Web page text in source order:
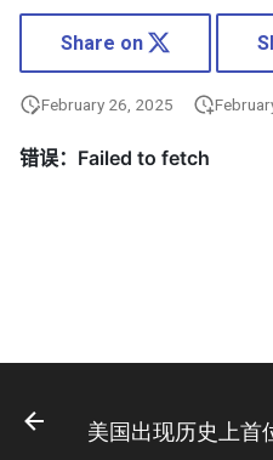
Share on
February 26, 2025